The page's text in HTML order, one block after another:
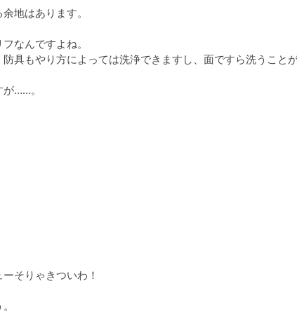
地はあります。
なんですよね。
具もやり方によっては洗浄できますし、面ですら洗うこと
……。
そりゃきついわ！